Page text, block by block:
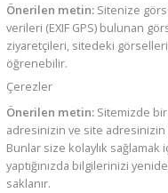
Önerilen metin: Sitenize
verileri (EXIF GPS) bulunan
ziyaretçileri, sitedeki
öğrenebilir.
Çerezler
Önerilen metin: Sitemizde bir
adresinizin ve site
Bunlar size kolaylık sağlamak
yaptığınızda bilgilerinizi
saklanır.